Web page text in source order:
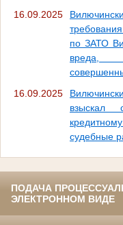
16.09.2025
по ЗАТО
вреда,
16.09.2025
взыскал
судебные
ПОДАЧА
ЭЛЕКТРОННОМ ВИДЕ